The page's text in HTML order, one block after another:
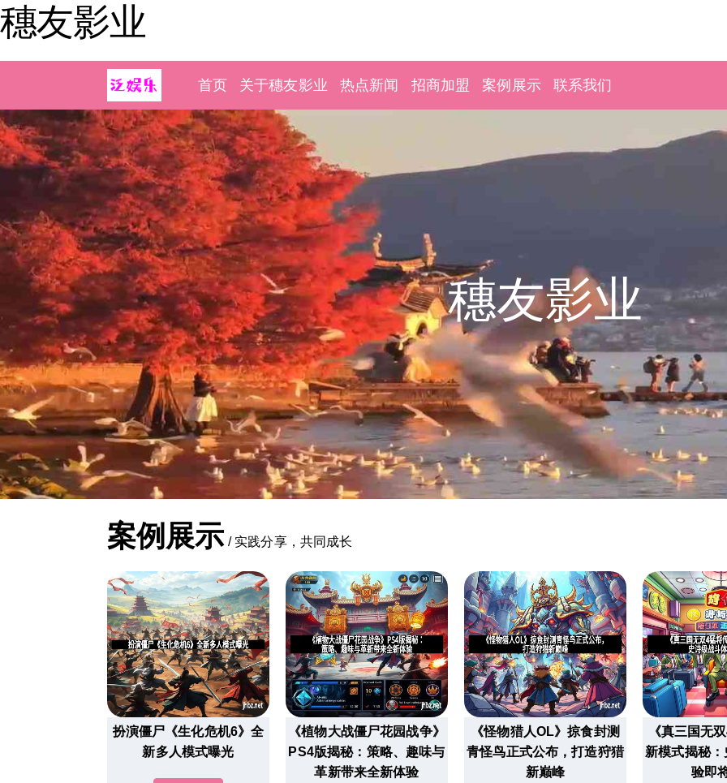
穗友影业
首页 关于穗友影业 热点新闻 招商加盟 案例展示 联系我们
穗友影业
案例展示 / 实践分享，共同成长
扮演僵尸《生化危机6》全
新多人模式曝光
《植物大战僵尸花园战争》
PS4版揭秘：策略、趣味与
革新带来全新体验
《怪物猎人OL》掠食封测
青怪鸟正式公布，打造狩猎
新巅峰
《真三国无
新模式揭秘
验即